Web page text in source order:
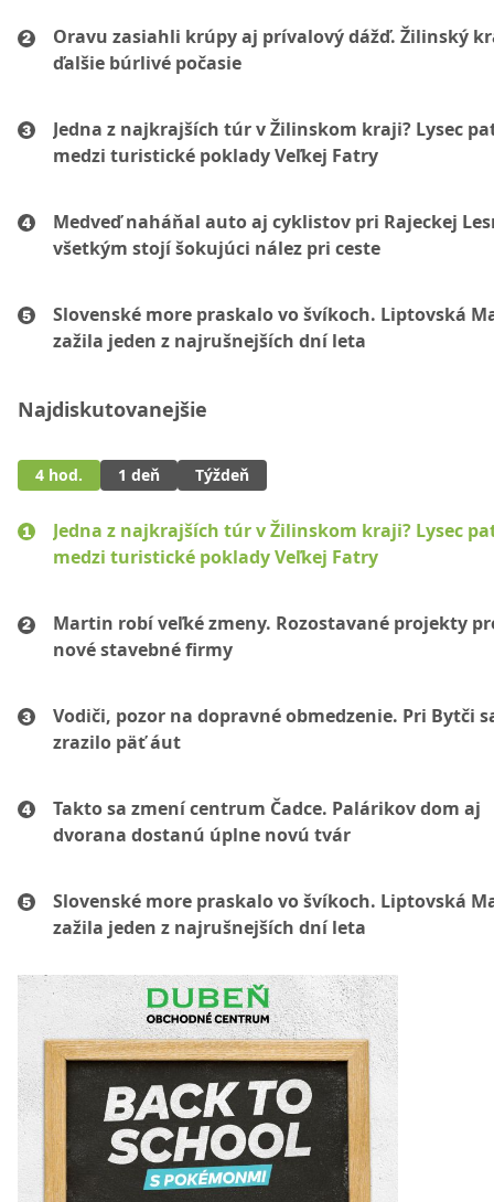
Oravu zasiahli krúpy aj prívalový dážď. Žilinský
ďalšie búrlivé počasie
Jedna z najkrajších túr v Žilinskom kraji? Lysec
medzi turistické poklady Veľkej Fatry
Medveď naháňal auto aj cyklistov pri Rajeckej
všetkým stojí šokujúci nález pri ceste
Slovenské more praskalo vo švíkoch. Liptovská
zažila jeden z najrušnejších dní leta
Najdiskutovanejšie
4 hod. 1 deň Týždeň
Jedna z najkrajších túr v Žilinskom kraji? Lysec
medzi turistické poklady Veľkej Fatry
Martin robí veľké zmeny. Rozostavané projekty
nové stavebné firmy
Vodiči, pozor na dopravné obmedzenie. Pri Bytči
zrazilo päť áut
Takto sa zmení centrum Čadce. Palárikov dom aj
dvorana dostanú úplne novú tvár
Slovenské more praskalo vo švíkoch. Liptovská
zažila jeden z najrušnejších dní leta